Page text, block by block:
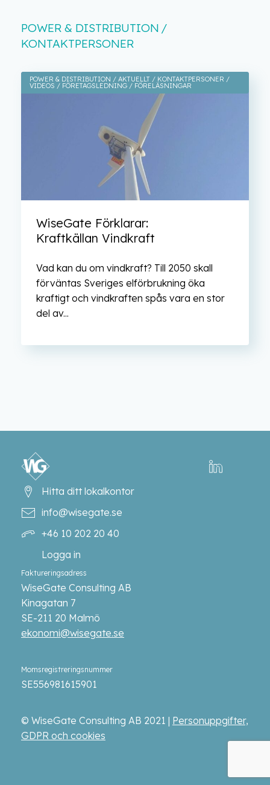
POWER & DISTRIBUTION
KONTAKTPERSONER
POWER & DISTRIBUTION AKTUELLT KONTAKTPERSONER
VIDEOS FÖRETAGSLEDNING FÖRELÄSNINGAR
WiseGate Förklarar:
Kraftkällan Vindkraft
Vad kan du om vindkraft? Till 2050 skall
förväntas Sveriges elförbrukning öka
kraftigt och vindkraften spås vara en stor
del av...
Hitta ditt lokalkontor
info@wisegate.se
+46 10 202 20 40
Logga in
Faktureringsadress
WiseGate Consulting AB
Kinagatan 7
SE-211 20 Malmö
ekonomi@wisegate.se
Momsregistreringsnummer
SE556981615901
© WiseGate Consulting AB 2021 | Personuppgifter,
GDPR och cookies